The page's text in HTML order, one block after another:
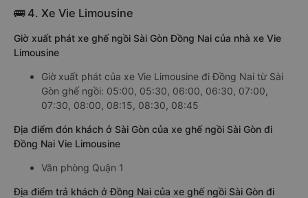
🚌 4. Xe Vie Limousine
Giờ xuất phát xe ghế ngồi Sài Gòn Đồng Nai của nhà xe Vie
Limousine
Giờ xuất phát của xe Vie Limousine đi Đồng Nai từ Sài
Gòn ghế ngồi: 05:00, 05:30, 06:00, 06:30, 07:00,
07:30, 08:00, 08:15, 08:30, 08:45
Địa điểm đón khách ở Sài Gòn của xe ghế ngồi Sài Gòn đi
Đồng Nai Vie Limousine
Văn phòng Quận 1
Địa điểm trả khách ở Đồng Nai của xe ghế ngồi Sài Gòn đi